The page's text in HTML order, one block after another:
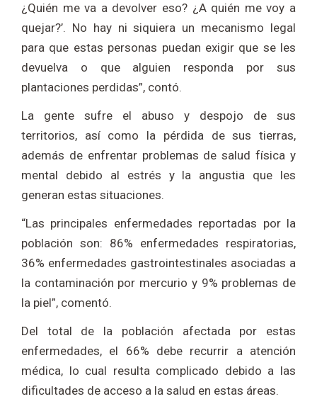
¿Quién me va a devolver eso? ¿A quién me voy a
quejar?’. No hay ni siquiera un mecanismo legal
para que estas personas puedan exigir que se les
devuelva o que alguien responda por sus
plantaciones perdidas”, contó.
La gente sufre el abuso y despojo de sus
territorios, así como la pérdida de sus tierras,
además de enfrentar problemas de salud física y
mental debido al estrés y la angustia que les
generan estas situaciones.
“Las principales enfermedades reportadas por la
población son: 86% enfermedades respiratorias,
36% enfermedades gastrointestinales asociadas a
la contaminación por mercurio y 9% problemas de
la piel”, comentó.
Del total de la población afectada por estas
enfermedades, el 66% debe recurrir a atención
médica, lo cual resulta complicado debido a las
dificultades de acceso a la salud en estas áreas.